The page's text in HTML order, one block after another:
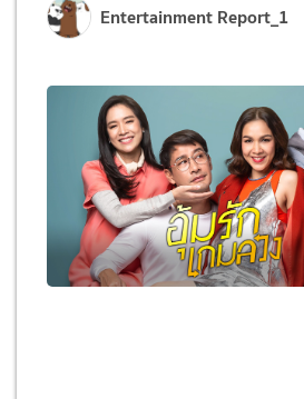
Entertainment Report_1